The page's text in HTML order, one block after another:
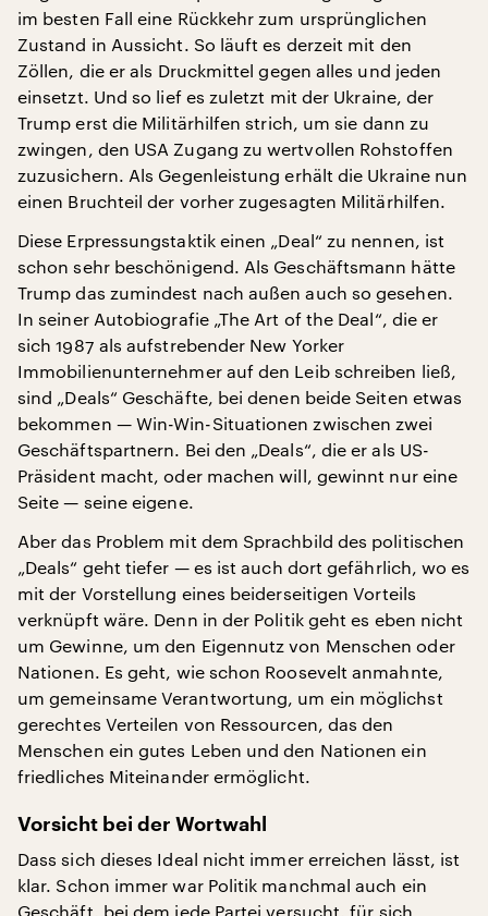
im besten Fall eine Rückkehr zum ursprünglichen
Zustand in Aussicht. So läuft es derzeit mit den
Zöllen, die er als Druckmittel gegen alles und jeden
einsetzt. Und so lief es zuletzt mit der Ukraine, der
Trump erst die Militärhilfen strich, um sie dann zu
zwingen, den USA Zugang zu wertvollen Rohstoffen
zuzusichern. Als Gegenleistung erhält die Ukraine nun
einen Bruchteil der vorher zugesagten Militärhilfen.
Diese Erpressungstaktik einen „Deal“ zu nennen, ist
schon sehr beschönigend. Als Geschäftsmann hätte
Trump das zumindest nach außen auch so gesehen.
In seiner Autobiografie „The Art of the Deal“, die er
sich 1987 als aufstrebender New Yorker
Immobilienunternehmer auf den Leib schreiben ließ,
sind „Deals“ Geschäfte, bei denen beide Seiten etwas
bekommen — Win-Win-Situationen zwischen zwei
Geschäftspartnern. Bei den „Deals“, die er als US-
Präsident macht, oder machen will, gewinnt nur eine
Seite — seine eigene.
Aber das Problem mit dem Sprachbild des politischen
„Deals“ geht tiefer — es ist auch dort gefährlich, wo es
mit der Vorstellung eines beiderseitigen Vorteils
verknüpft wäre. Denn in der Politik geht es eben nicht
um Gewinne, um den Eigennutz von Menschen oder
Nationen. Es geht, wie schon Roosevelt anmahnte,
um gemeinsame Verantwortung, um ein möglichst
gerechtes Verteilen von Ressourcen, das den
Menschen ein gutes Leben und den Nationen ein
friedliches Miteinander ermöglicht.
Vorsicht bei der Wortwahl
Dass sich dieses Ideal nicht immer erreichen lässt, ist
klar. Schon immer war Politik manchmal auch ein
Geschäft, bei dem jede Partei versucht, für sich